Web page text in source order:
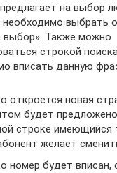
на выбор
необходимо выбрать
выбор». Также можно
строкой
вписать данную
откроется новая
будет
строке имеющийся
желает
номер будет вписан,